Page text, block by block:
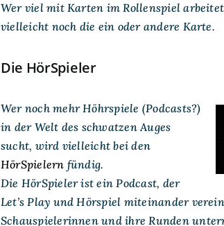
Wer viel mit Karten im Rollenspiel
vielleicht noch die ein oder andere Karte.
Die HörSpieler
Wer noch mehr Höhrspiele (Podcasts?)
in der Welt des schwatzen Auges
sucht, wird vielleicht bei den
HörSpielern fündig.
Die HörSpieler ist ein Podcast, der
Let’s Play und Hörspiel miteinander
Schauspielerinnen und ihre Runden